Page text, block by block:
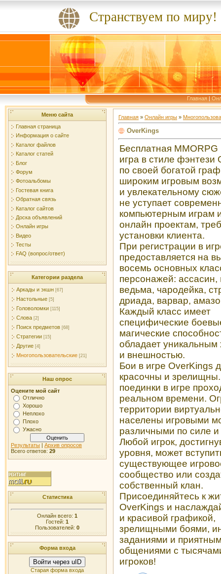
Странствуем по миру!
Главная|
Меню сайта
Главная страница
Информация о сайте
Каталог файлов
Каталог статей
Блог
Форум
Фотоальбомы
Гостевая книга
Обратная связь
Каталог сайтов
Доска объявлений
Онлайн игры
Видео
Тесты
FAQ (вопрос/ответ)
Категории раздела
Аркады и экшн [67]
Настольные [5]
Головоломки [115]
Слова [2]
Поиск предметов [68]
Стратегии [15]
Другие [4]
Многопользовательские [21]
Наш опрос
Оцените мой сайт
Отлично
Хорошо
Неплохо
Плохо
Ужасно
Результаты | Архив опросов
Всего ответов: 29
Статистика
Онлайн всего: 1
Гостей: 1
Пользователей: 0
Форма входа
Войти через uID
Старая форма входа
Главная » Онлайн игры »
OverKings
Бесплатная MMORPG
игра в стиле фэнтези
по своей богатой
широким игровым
и увлекательному
не уступает
компьютерным играм
онлайн проектам,
установки клиента.
При регистрации в
предоставляется на
восемь основных
персонажей: ассасин,
ведьма, чародейка,
дриада, варвар,
Каждый класс имеет
специфические
магические
обладает уникальным
и внешностью.
Бои в игре OverKings
красочны и
поединки в игре
реальном времени.
территории
населены игровыми
различными по силе
Любой игрок,
уровня, может
существующее
сообщество или
собственный клан.
Присоединяйтесь к
OverKings и
и красивой графикой,
зрелищными боями,
заданиями и
общениями с
игроков!